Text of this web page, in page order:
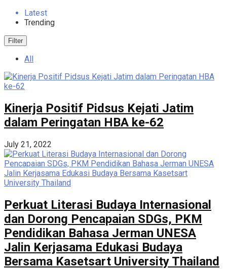
Latest
Trending
Filter
All
Kinerja Positif Pidsus Kejati Jatim
dalam Peringatan HBA ke-62
July 21, 2022
Perkuat Literasi Budaya Internasional
dan Dorong Pencapaian SDGs, PKM
Pendidikan Bahasa Jerman UNESA
Jalin Kerjasama Edukasi Budaya
Bersama Kasetsart University Thailand